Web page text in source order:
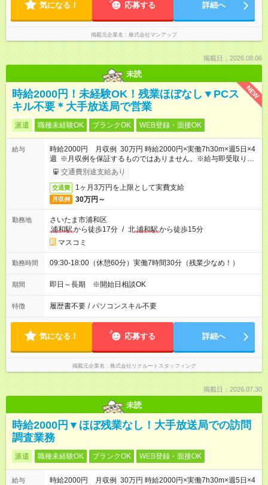
気になる！ 応募する 詳細へ
掲載元企業名 株式会社マンアップ
掲載日：2026.08.06
未読
NEW
時給2000円！未経験OK！残業ほぼなし▼PCス
キル不要＊大手放送局で営業
派遣 職種未経験OK ブランクOK WEB登録・面接OK
給与
時給2000円 月収例 30万円 時給2000円×実働7h30m×週5日×4
週 ※月収例を保証するものではありません。※給与即受取りサ
ービス利用可（利用条件有）
交通費別途支給あり
交通費 1ヶ月3万円を上限として実費支給
月収例 30万円～
勤務地
さいたま市浦和区
浦和駅から徒歩17分 / 北浦和駅から徒歩15分
マスコミ
勤務時間 09:30-18:00（休憩60分）実働7時間30分（残業少なめ！）
期間 即日～長期 ※開始日相談OK
特徴 履歴書不要 / パソコンスキル不要
気になる！ 応募する 詳細へ
掲載元企業名 株式会社リクルートスタッフィング
掲載日：2026.07.30
未読
時給2000円▼ほぼ残業なし！大手放送局での訪問
調査業務
派遣 職種未経験OK ブランクOK WEB登録・面接OK
給与
時給2000円 月収例 30万円 時給2000円×実働7h30m×週5日×4